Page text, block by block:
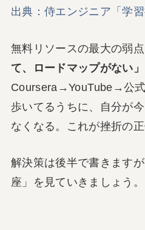
出典：侍エンジニア「学
無料リソースの最大の弱
て、ロードマップがない」
Coursera→YouTube→公
歩いてるうちに、自分が
なくなる。これが挫折の正
解決策は後半で書きます
座」を見ていきましょう。